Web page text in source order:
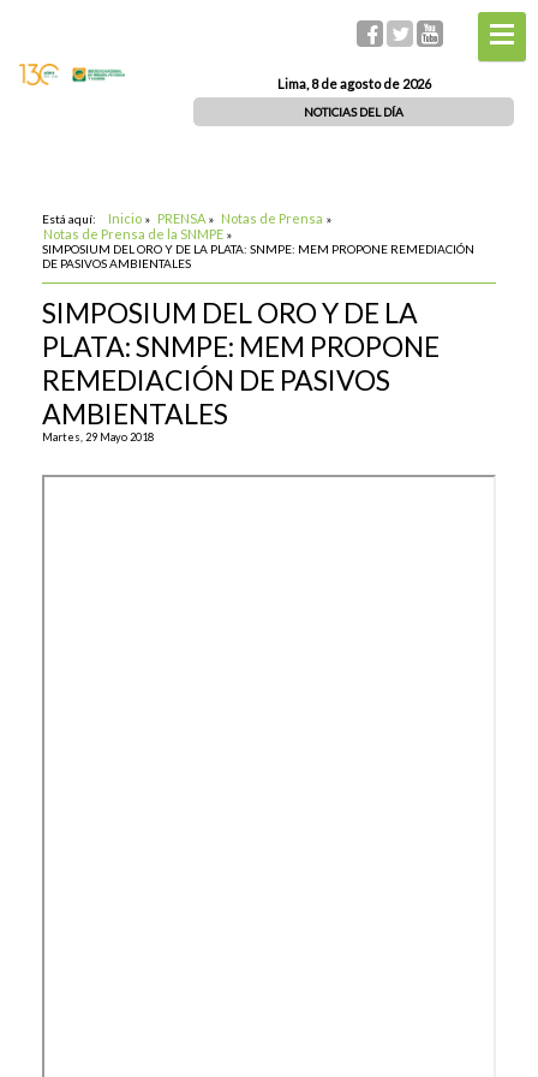
Lima, 8 de agosto de 2026
NOTICIAS DEL DÍA
Está aquí: Inicio » PRENSA » Notas de Prensa »
Notas de Prensa de la SNMPE »
SIMPOSIUM DEL ORO Y DE LA PLATA: SNMPE: MEM PROPONE REMEDIACIÓN
DE PASIVOS AMBIENTALES
SIMPOSIUM DEL ORO Y DE LA
PLATA: SNMPE: MEM PROPONE
REMEDIACIÓN DE PASIVOS
AMBIENTALES
Martes, 29 Mayo 2018